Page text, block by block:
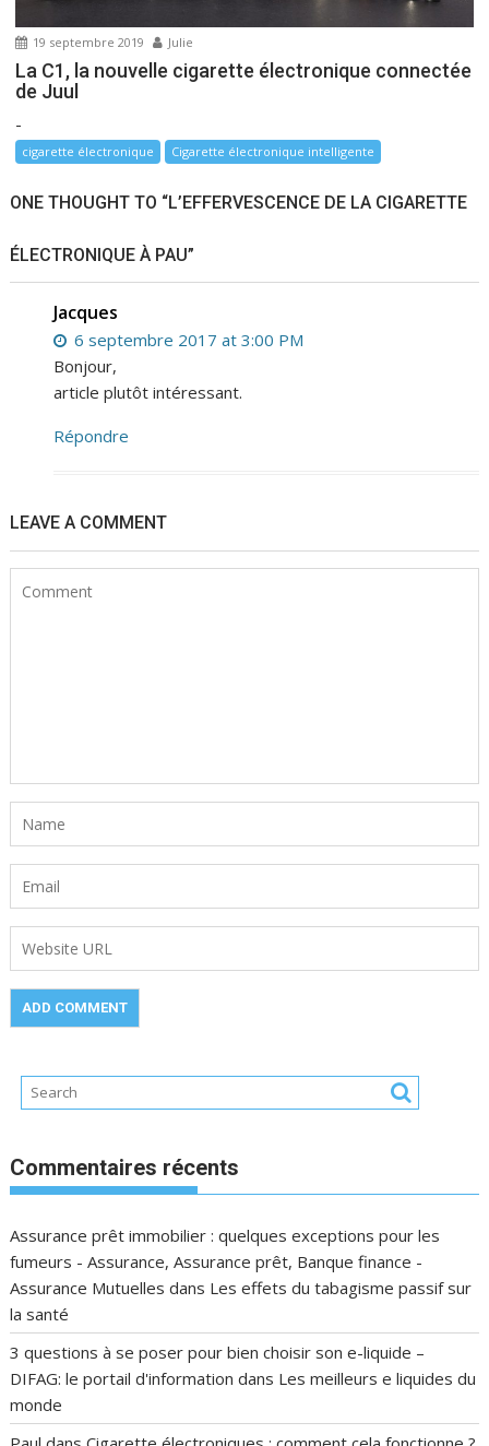
19 septembre 2019 Julie
La C1, la nouvelle cigarette électronique connectée
de Juul
-
cigarette électronique Cigarette électronique intelligente
ONE THOUGHT TO “L’EFFERVESCENCE DE LA CIGARETTE
ÉLECTRONIQUE À PAU”
Jacques
6 septembre 2017 at 3:00 PM
Bonjour,
article plutôt intéressant.
Répondre
LEAVE A COMMENT
Commentaires récents
Assurance prêt immobilier : quelques exceptions pour les
fumeurs - Assurance, Assurance prêt, Banque finance -
Assurance Mutuelles dans Les effets du tabagisme passif sur
la santé
3 questions à se poser pour bien choisir son e-liquide –
DIFAG: le portail d'information dans Les meilleurs e liquides du
monde